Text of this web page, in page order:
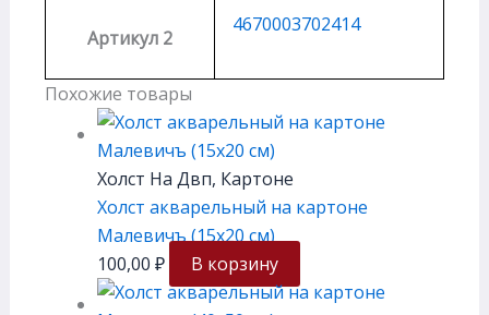
Артикул 2
4670003702414
Похожие товары
Холст На Двп, Картоне
Холст акварельный на картоне
Малевичъ (15х20 см)
100,00 ₽ В корзину